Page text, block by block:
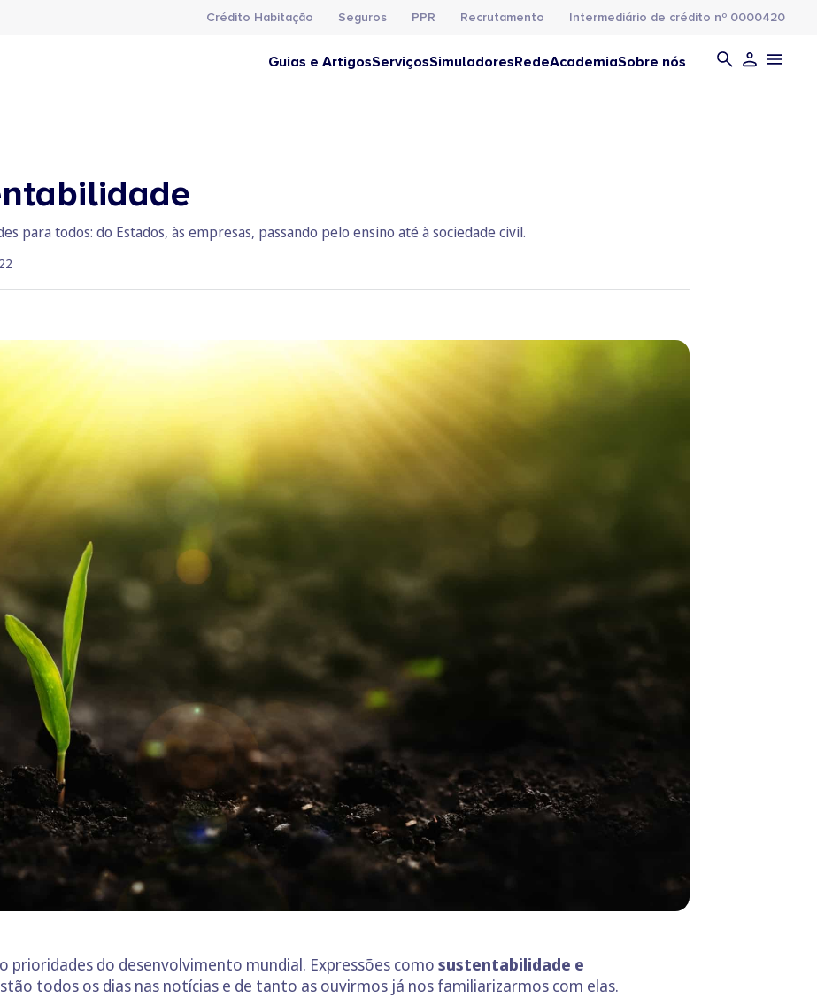
Crédito Habitação Seguros PPR Recrutamento Intermediário de crédito nº 0000420
Guias e ArtigosServiçosSimuladoresRedeAcademiaSobre nós
para todos: do Estados, às empresas, passando pelo ensino até à sociedade civil.
prioridades do desenvolvimento mundial. Expressões como sustentabilidade e
todos os dias nas notícias e de tanto as ouvirmos já nos familiarizarmos com elas.